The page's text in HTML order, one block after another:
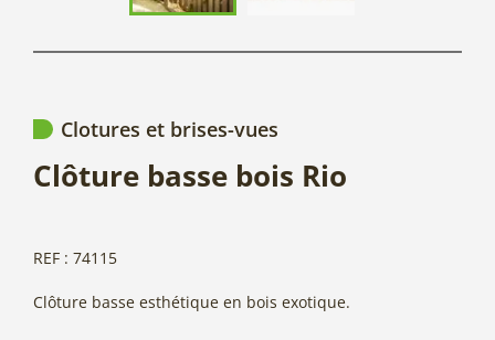
Clotures et brises-vues
Clôture basse bois Rio
REF : 74115
Clôture basse esthétique en bois exotique.